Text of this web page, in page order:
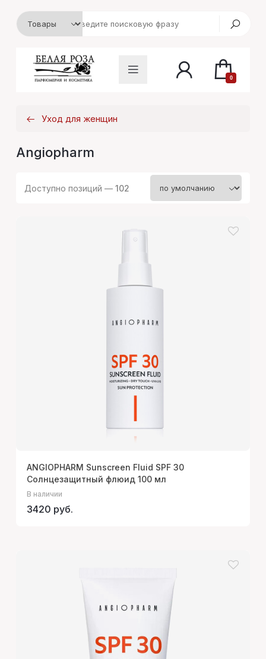
0
Уход для женщин
Angiopharm
Доступно позиций — 102
ANGIOPHARM Sunscreen Fluid SPF 30
Солнцезащитный флюид 100 мл
В наличии
3420 руб.